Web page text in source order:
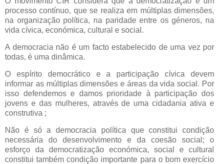
processo contínuo, que se realiza em múltiplas dimensões,
na organização política, na paridade entre os géneros, na
vida cívica, económica, cultural e social.
A democracia não é um facto estabelecido de uma vez por
todas, é uma dinâmica.
O espírito democrático e a participação cívica devem
informar as múltiplas dimensões e áreas da vida social. Por
isso defendemos e damos prioridade à participação dos
jovens e das mulheres, através de uma cidadania ativa e
construtiva ;
Não é só a democracia política que constitui condição
necessária do desenvolvimento e da coesão social; o
esforço da democratização económica, social e cultural
constitui também condição importante para o bom exercício